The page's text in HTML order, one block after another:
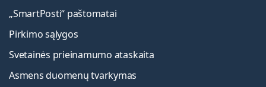
„SmartPosti“ paštomatai
Pirkimo sąlygos
Svetainės prieinamumo ataskaita
Asmens duomenų tvarkymas